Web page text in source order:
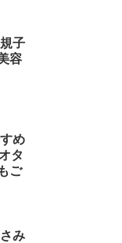
子
容
め
タ
ご
み